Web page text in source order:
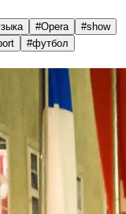
#Opera #show
#футбол